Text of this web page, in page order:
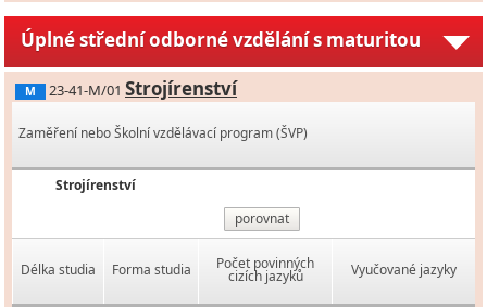
Úplné střední odborné vzdělání s maturitou
M 23-41-M/01 Strojírenství
Zaměření nebo Školní vzdělávací program (ŠVP)
Strojírenství
porovnat
Délka studia Forma studia Počet povinných
cizích jazyků Vyučované jazyky